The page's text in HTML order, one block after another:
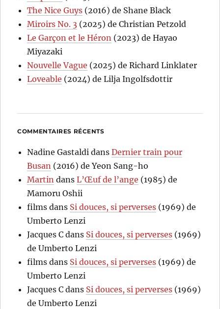
The Nice Guys (2016) de Shane Black
Miroirs No. 3 (2025) de Christian Petzold
Le Garçon et le Héron (2023) de Hayao
Miyazaki
Nouvelle Vague (2025) de Richard Linklater
Loveable (2024) de Lilja Ingolfsdottir
COMMENTAIRES RÉCENTS
Nadine Gastaldi dansDernier train pour
Busan (2016) de Yeon Sang-ho
Martin dansL’Œuf de l’ange (1985) de
Mamoru Oshii
films dans Si douces, si perverses (1969) de
Umberto Lenzi
Jacques C dans Si douces, si perverses (1969)
de Umberto Lenzi
films dans Si douces, si perverses (1969) de
Umberto Lenzi
Jacques C dans Si douces, si perverses (1969)
de Umberto Lenzi